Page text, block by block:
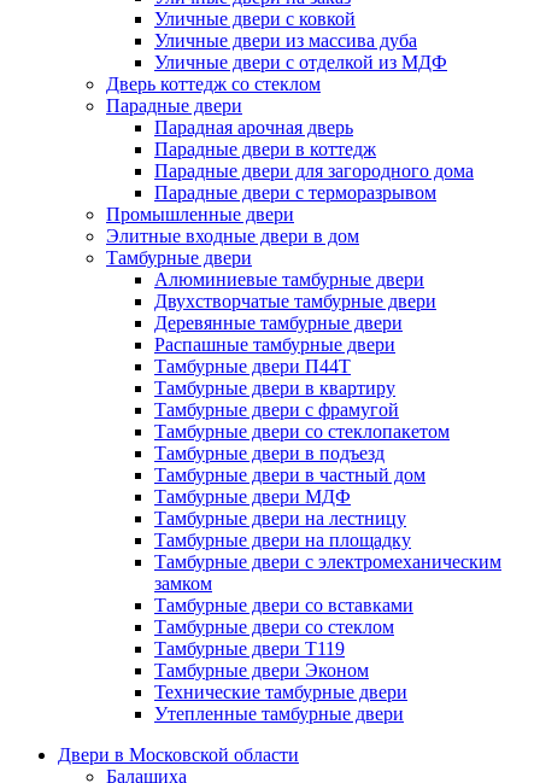
Уличные двери с ковкой
Уличные двери из массива дуба
Уличные двери с отделкой из МДФ
Дверь коттедж со стеклом
Парадные двери
Парадная арочная дверь
Парадные двери в коттедж
Парадные двери для загородного дома
Парадные двери с терморазрывом
Промышленные двери
Элитные входные двери в дом
Тамбурные двери
Алюминиевые тамбурные двери
Двухстворчатые тамбурные двери
Деревянные тамбурные двери
Распашные тамбурные двери
Тамбурные двери П44Т
Тамбурные двери в квартиру
Тамбурные двери с фрамугой
Тамбурные двери со стеклопакетом
Тамбурные двери в подъезд
Тамбурные двери в частный дом
Тамбурные двери МДФ
Тамбурные двери на лестницу
Тамбурные двери на площадку
Тамбурные двери с электромеханическим
замком
Тамбурные двери со вставками
Тамбурные двери со стеклом
Тамбурные двери Т119
Тамбурные двери Эконом
Технические тамбурные двери
Утепленные тамбурные двери
Двери в Московской области
Балашиха